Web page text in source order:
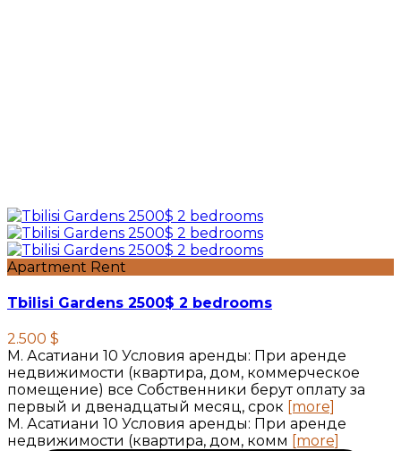
Apartment Rent
Tbilisi Gardens 2500$ 2 bedrooms
2.500 $
М. Асатиани 10 Условия аренды: При аренде
недвижимости (квартира, дом, коммерческое
помещение) все Собственники берут оплату за
первый и двенадцатый месяц, срок [more]
М. Асатиани 10 Условия аренды: При аренде
недвижимости (квартира, дом, комм
[more]